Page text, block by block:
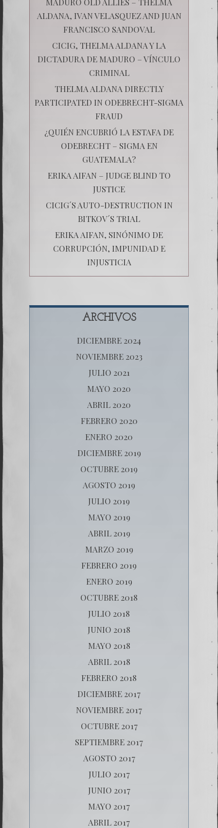
ALDANA, IVAN VELASQUEZ AND JUAN
FRANCISCO SANDOVAL
CICIG, THELMA ALDANA Y LA
DICTADURA DE MADURO – VÍNCULO
CRIMINAL
THELMA ALDANA DIRECTLY
PARTICIPATED IN ODEBRECHT-SIGMA
FRAUD
¿QUIÉN ENCUBRIÓ LA ESTAFA DE
ODEBRECHT – SIGMA EN
GUATEMALA?
ERIKA AIFAN – JUDGE BLIND TO
JUSTICE
CICIG´S AUTO-DESTRUCTION IN
BITKOV´S TRIAL
ERIKA AIFAN, SINÓNIMO DE
CORRUPCIÓN, IMPUNIDAD E
INJUSTICIA
ARCHIVOS
DICIEMBRE 2024
NOVIEMBRE 2023
JULIO 2021
MAYO 2020
ABRIL 2020
FEBRERO 2020
ENERO 2020
DICIEMBRE 2019
OCTUBRE 2019
AGOSTO 2019
JULIO 2019
MAYO 2019
ABRIL 2019
MARZO 2019
FEBRERO 2019
ENERO 2019
OCTUBRE 2018
JULIO 2018
JUNIO 2018
MAYO 2018
ABRIL 2018
FEBRERO 2018
DICIEMBRE 2017
NOVIEMBRE 2017
OCTUBRE 2017
SEPTIEMBRE 2017
AGOSTO 2017
JULIO 2017
JUNIO 2017
MAYO 2017
ABRIL 2017